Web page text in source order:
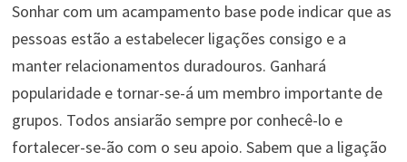
Sonhar com um acampamento base pode indicar que as
pessoas estão a estabelecer ligações consigo e a
manter relacionamentos duradouros. Ganhará
popularidade e tornar-se-á um membro importante de
grupos. Todos ansiarão sempre por conhecê-lo e
fortalecer-se-ão com o seu apoio. Sabem que a ligação